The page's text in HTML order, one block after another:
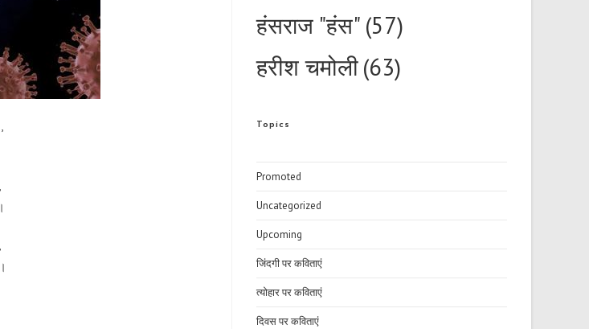
हंसराज "हंस" (57)
हरीश चमोली(63)
Topics
Promoted
Uncategorized
Upcoming
जिंदगी पर कविताएं
त्योहार पर कविताएं
दिवस पर कविताएं